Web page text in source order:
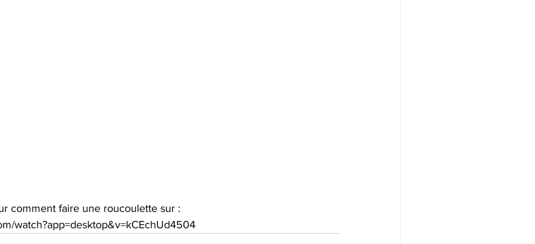
comment faire une roucoulette sur :
watch?app=desktop&v=kCEchUd4504